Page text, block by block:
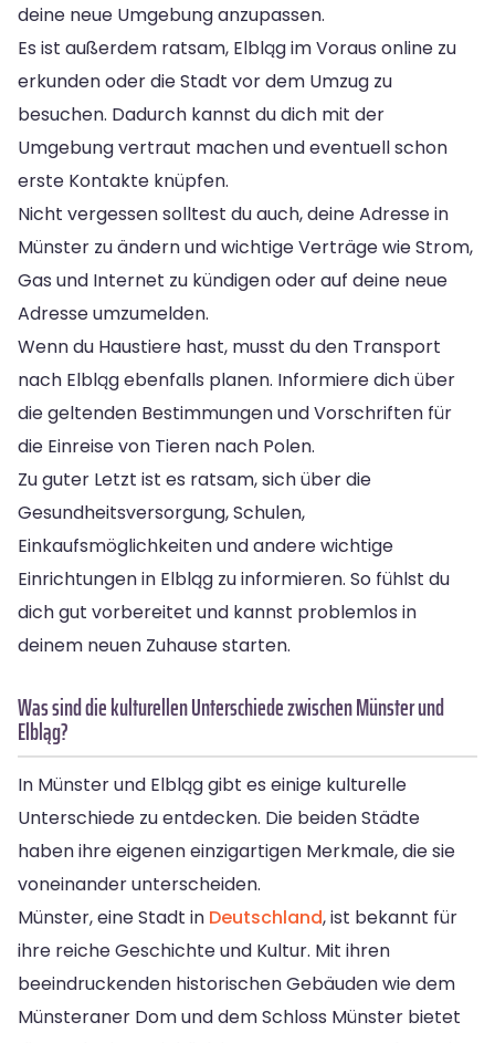
deine neue Umgebung anzupassen.
Es ist außerdem ratsam, Elbląg im Voraus online zu
erkunden oder die Stadt vor dem Umzug zu
besuchen. Dadurch kannst du dich mit der
Umgebung vertraut machen und eventuell schon
erste Kontakte knüpfen.
Nicht vergessen solltest du auch, deine Adresse in
Münster zu ändern und wichtige Verträge wie Strom,
Gas und Internet zu kündigen oder auf deine neue
Adresse umzumelden.
Wenn du Haustiere hast, musst du den Transport
nach Elbląg ebenfalls planen. Informiere dich über
die geltenden Bestimmungen und Vorschriften für
die Einreise von Tieren nach Polen.
Zu guter Letzt ist es ratsam, sich über die
Gesundheitsversorgung, Schulen,
Einkaufsmöglichkeiten und andere wichtige
Einrichtungen in Elbląg zu informieren. So fühlst du
dich gut vorbereitet und kannst problemlos in
deinem neuen Zuhause starten.
Was sind die kulturellen Unterschiede zwischen Münster und
Elbląg?
In Münster und Elbląg gibt es einige kulturelle
Unterschiede zu entdecken. Die beiden Städte
haben ihre eigenen einzigartigen Merkmale, die sie
voneinander unterscheiden.
Münster, eine Stadt in Deutschland, ist bekannt für
ihre reiche Geschichte und Kultur. Mit ihren
beeindruckenden historischen Gebäuden wie dem
Münsteraner Dom und dem Schloss Münster bietet